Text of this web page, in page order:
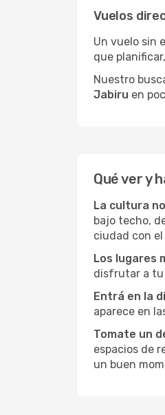
Vuelos
Un vuelo sin
que
Nuestro
Jabiru en
Qué ver y
La cultura
bajo techo,
ciudad con
Los lugares
disfrutar a tu
Entrá en la
aparece en
Tomate un
espacios de
un buen